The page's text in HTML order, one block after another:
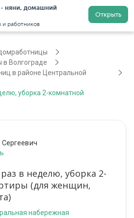
- няни, домашний
и работников
Открыть
Регистрация
Волгограде
в районе Центральной
уборка 2-комнатной
в неделю, уборка 2-
(для женщин,
набережная